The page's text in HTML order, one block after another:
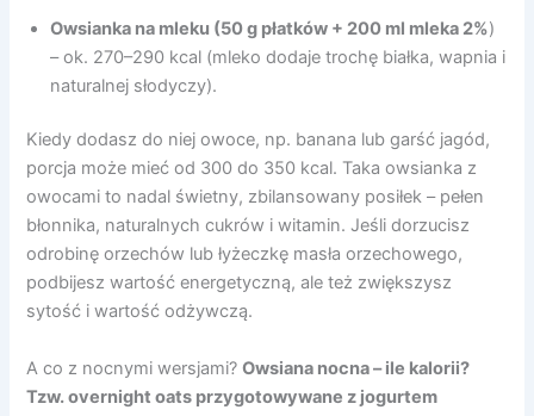
Owsianka na mleku (50 g płatków + 200 ml mleka 2%)
– ok. 270–290 kcal (mleko dodaje trochę białka, wapnia i
naturalnej słodyczy).
Kiedy dodasz do niej owoce, np. banana lub garść jagód,
porcja może mieć od 300 do 350 kcal. Taka owsianka z
owocami to nadal świetny, zbilansowany posiłek – pełen
błonnika, naturalnych cukrów i witamin. Jeśli dorzucisz
odrobinę orzechów lub łyżeczkę masła orzechowego,
podbijesz wartość energetyczną, ale też zwiększysz
sytość i wartość odżywczą.
A co z nocnymi wersjami?Owsiana nocna – ile kalorii?
Tzw. overnight oats przygotowywane z jogurtem